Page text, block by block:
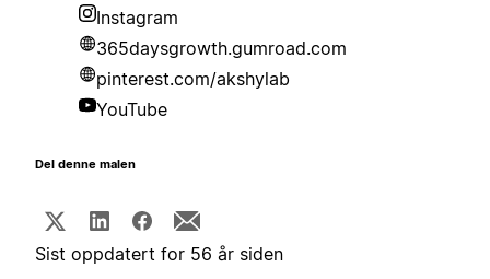
Instagram
365daysgrowth.gumroad.com
pinterest.com/akshylab
YouTube
Del denne malen
Sist oppdatert for 56 år siden